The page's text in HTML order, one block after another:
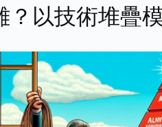
？以技術堆疊